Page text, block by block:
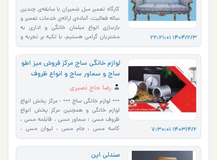
1404/2/3 22:21:01
کارگاه تعمیر مبل شمیران با سابقه‌ی چندین
ساله فعالیت، آماده‌ی ارائه‌ی خدمات تعمیر و
بازسازی انواع مبلمان خانگی و اداری به
مشتریان گرامی هستیم. با تکیه بر تجربه و
ت�…
1403/4/2 7:30:01
لوازم خانگی ساج مرکز فروش میز اطو
ساج و سماور ساج و انواع ظروف
مسی در محدوده شوش
رضا حاج نصیری
+++ لوازم خانگی ساج +++ - مرکز پخش انواع
لوازم خانگی و همچنین مرکز پخش انواع
ظروف مسی : سماور مسی ، قابلمه مسی ،
کاسه مسی ، جام مسی ، لیوان مسی ،
بشقاب مسی کتری و قوری مسی …
صندلی اپن